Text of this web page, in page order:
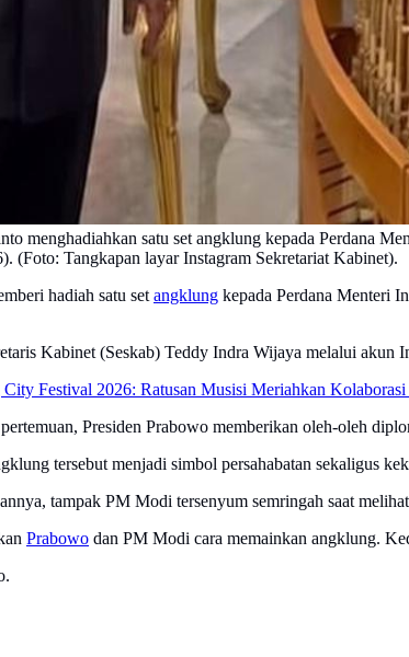
menghadiahkan satu set angklung kepada Perdana
(Foto: Tangkapan layar Instagram Sekretariat Kabinet).
hadiah satu set angklung kepada Perdana Menteri
Kabinet (Seskab) Teddy Indra Wijaya melalui akun
Festival 2026: Ratusan Musisi Meriahkan Kolaborasi
Presiden Prabowo memberikan oleh-oleh
tersebut menjadi simbol persahabatan sekaligus
tampak PM Modi tersenyum semringah saat
Prabowo dan PM Modi cara memainkan angklung.